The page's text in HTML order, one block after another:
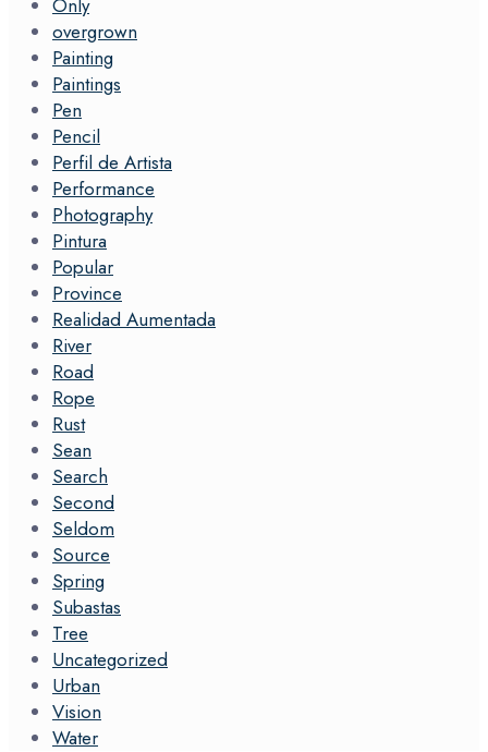
overgrown
Painting
Paintings
Pen
Pencil
Perfil de Artista
Performance
Photography
Pintura
Popular
Province
Realidad Aumentada
River
Road
Rope
Rust
Sean
Search
Second
Seldom
Source
Spring
Subastas
Tree
Uncategorized
Urban
Vision
Water